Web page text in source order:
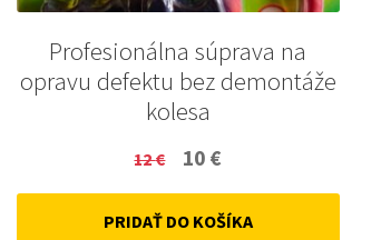
Profesionálna súprava na
opravu defektu bez demontáže
kolesa
12€
Original
price
was:
10 €
price
is:
PRIDAŤ DO KOŠÍKA